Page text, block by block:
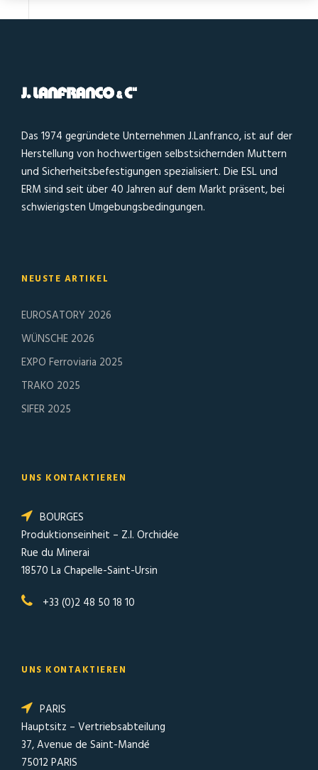
Das 1974 gegründete Unternehmen J.Lanfranco, ist auf der
Herstellung von hochwertigen selbstsichernden Muttern
und Sicherheitsbefestigungen spezialisiert. Die ESL und
ERM sind seit über 40 Jahren auf dem Markt präsent, bei
schwierigsten Umgebungsbedingungen.
NEUSTE ARTIKEL
EUROSATORY 2026
WÜNSCHE 2026
EXPO Ferroviaria 2025
TRAKO 2025
SIFER 2025
UNS KONTAKTIEREN
BOURGES
Produktionseinheit – Z.I. Orchidée
Rue du Minerai
18570 La Chapelle-Saint-Ursin
+33 (0)2 48 50 18 10
UNS KONTAKTIEREN
PARIS
Hauptsitz – Vertriebsabteilung
37, Avenue de Saint-Mandé
75012 PARIS